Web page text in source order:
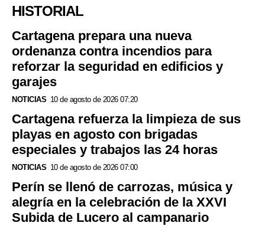
HISTORIAL
Cartagena prepara una nueva
ordenanza contra incendios para
reforzar la seguridad en edificios y
garajes
NOTICIAS 10 de agosto de 2026 07:20
Cartagena refuerza la limpieza de sus
playas en agosto con brigadas
especiales y trabajos las 24 horas
NOTICIAS 10 de agosto de 2026 07:00
Perín se llenó de carrozas, música y
alegría en la celebración de la XXVI
Subida de Lucero al campanario